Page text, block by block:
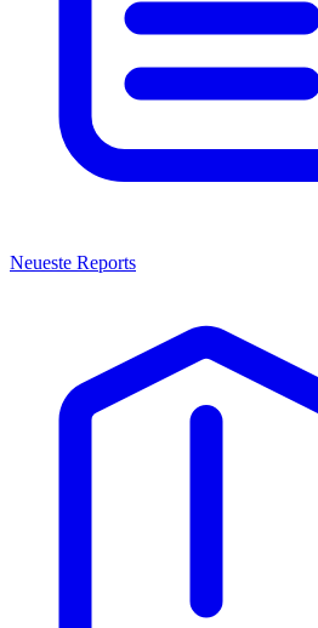
Neueste Reports